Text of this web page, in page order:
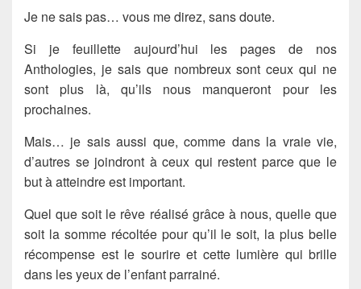
Je ne sais pas… vous me direz, sans doute.
Si je feuillette aujourd’hui les pages de nos
Anthologies, je sais que nombreux sont ceux qui ne
sont plus là, qu’ils nous manqueront pour les
prochaines.
Mais… je sais aussi que, comme dans la vraie vie,
d’autres se joindront à ceux qui restent parce que le
but à atteindre est important.
Quel que soit le rêve réalisé grâce à nous, quelle que
soit la somme récoltée pour qu’il le soit, la plus belle
récompense est le sourire et cette lumière qui brille
dans les yeux de l’enfant parrainé.